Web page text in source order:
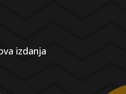
izdanja